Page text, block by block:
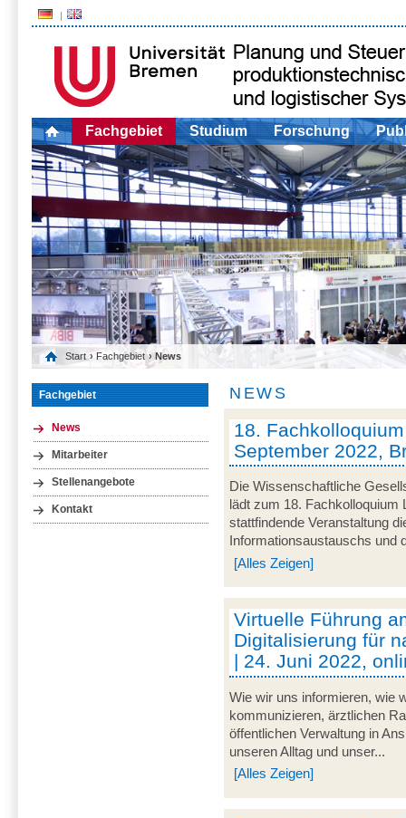
Fachgebiet Studium Forschung
Start › Fachgebiet › News
Fachgebiet
News
Mitarbeiter
Stellenangebote
Kontakt
NEWS
18.
September 2022,
Die Wissenschaftliche
lädt zum 18.
stattfindende Veranstaltung
Informationsaustauschs und
[Alles Zeigen]
Virtuelle Führung
Digitalisierung für
| 24. Juni 2022,
Wie wir uns informieren, wie
kommunizieren, ärztlichen
öffentlichen Verwaltung in
unseren Alltag und unser...
[Alles Zeigen]